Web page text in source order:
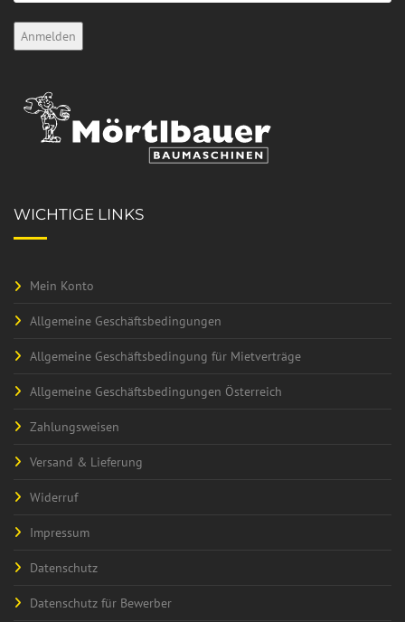
WICHTIGE LINKS
Mein Konto
Allgemeine Geschäftsbedingungen
Allgemeine Geschäftsbedingung für Mietverträge
Allgemeine Geschäftsbedingungen Österreich
Zahlungsweisen
Versand & Lieferung
Widerruf
Impressum
Datenschutz
Datenschutz für Bewerber